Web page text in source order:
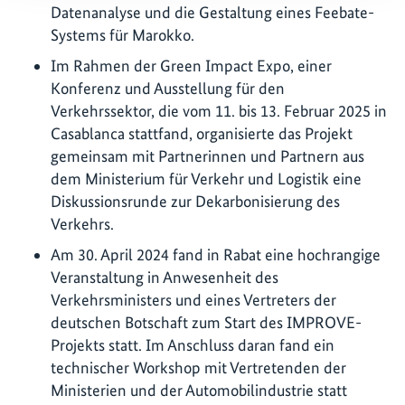
Datenanalyse und die Gestaltung eines Feebate-
Systems für Marokko.
Im Rahmen der Green Impact Expo, einer
Konferenz und Ausstellung für den
Verkehrssektor, die vom 11. bis 13. Februar 2025 in
Casablanca stattfand, organisierte das Projekt
gemeinsam mit Partnerinnen und Partnern aus
dem Ministerium für Verkehr und Logistik eine
Diskussionsrunde zur Dekarbonisierung des
Verkehrs.
Am 30. April 2024 fand in Rabat eine hochrangige
Veranstaltung in Anwesenheit des
Verkehrsministers und eines Vertreters der
deutschen Botschaft zum Start des IMPROVE-
Projekts statt. Im Anschluss daran fand ein
technischer Workshop mit Vertretenden der
Ministerien und der Automobilindustrie statt